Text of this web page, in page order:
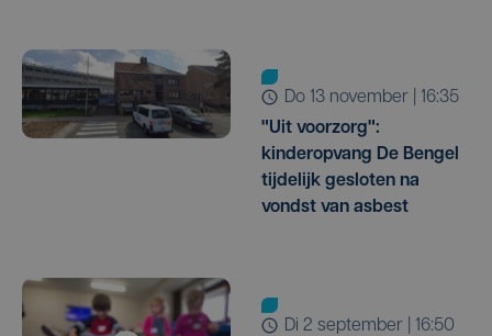
do 13 november | 16:35
"Uit voorzorg":
kinderopvang De Bengel
tijdelijk gesloten na
vondst van asbest
di 2 september | 16:50